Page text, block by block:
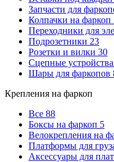
Запчасти для
Колпачки на фаркоп
Переходники для
Подрозетники 23
Розетки и вилки 30
Сцепные устройства
Шары для фаркопов
Крепления на фаркоп
Все 88
Боксы на фаркоп 5
Велокрепления на
Платформы для
Аксессуары для